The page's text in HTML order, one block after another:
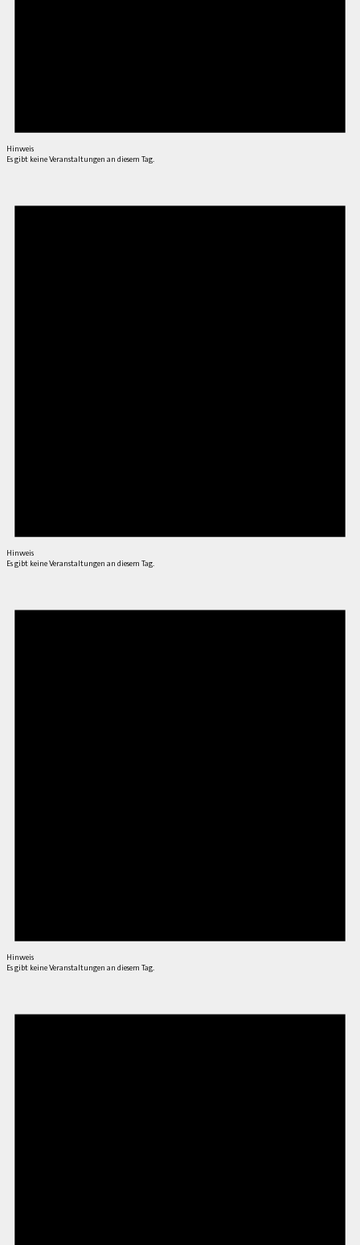
Hinweis
Es gibt keine Veranstaltungen an diesem Tag.
Hinweis
Es gibt keine Veranstaltungen an diesem Tag.
Hinweis
Es gibt keine Veranstaltungen an diesem Tag.